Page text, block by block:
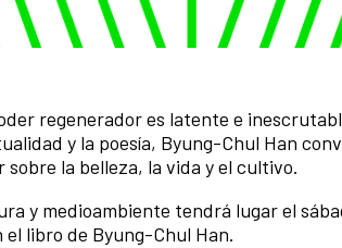
regenerador es latente e
y la poesía, Byung-Chul Han
la belleza, la vida y el cultivo.
y medioambiente tendrá lugar el
libro de Byung-Chul Han.